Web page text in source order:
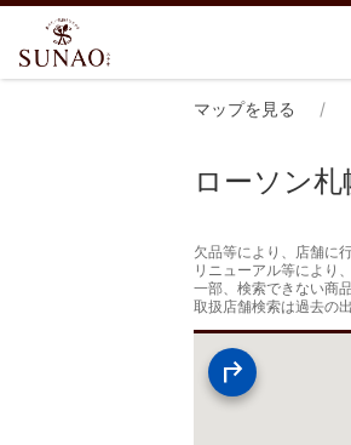
マップを見る
ローソン札
欠品等により、店舗に
リニューアル等により
一部、検索できない商
取扱店舗検索は過去の